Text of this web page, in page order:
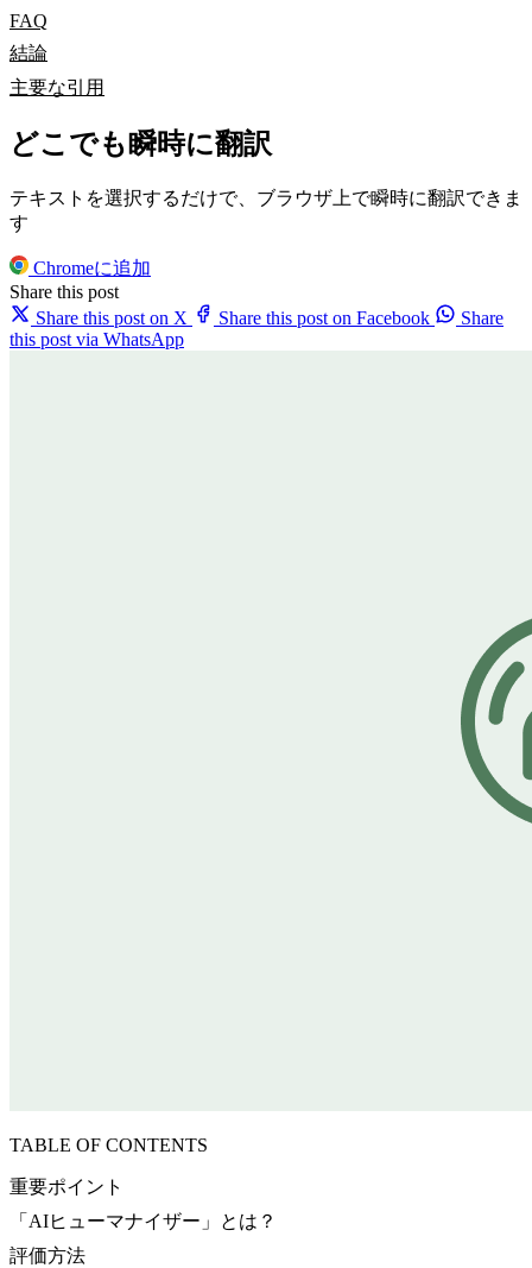
FAQ
結論
主要な引用
どこでも瞬時に翻訳
テキストを選択するだけで、ブラウザ上で瞬時に翻訳できま
す
Chromeに追加
Share this post
Share this post on X
Share this post on Facebook
Share
this post via WhatsApp
TABLE OF CONTENTS
重要ポイント
「AIヒューマナイザー」とは？
評価方法